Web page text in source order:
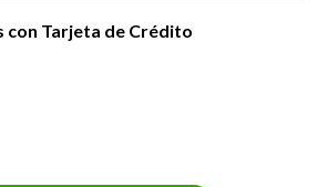
con Tarjeta de Crédito